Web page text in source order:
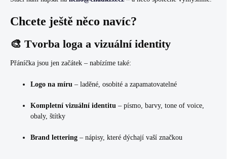
Chcete ještě něco navíc?
🎨 Tvorba loga a vizuální identity
Přáníčka jsou jen začátek – nabízíme také:
Logo na míru – laděné, osobité a zapamatovatelné
Kompletní vizuální identitu – písmo, barvy, tone of voice,
obaly, štítky
Brand lettering – nápisy, které dýchají vaší značkou